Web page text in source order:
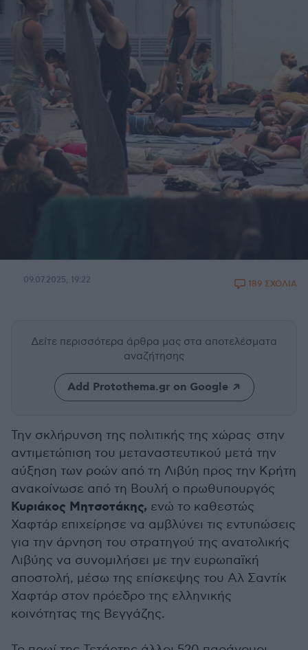
09.07.2025, 19:22 189 ΣΧΟΛΙΑ
Δείτε περισσότερα άρθρα μας στα αποτελέσματα
αναζήτησης
Add Protothema.gr on Google
Την σκλήρυνση της πολιτικής της χώρας στην
αντιμετώπιση του μεταναστευτικού μετά την
αύξηση των ροών από τη Λιβύη προς την Κρήτη
ανακοίνωσε από τη Βουλή ο πρωθυπουργός
Κυριάκος Μητσοτάκης, ενώ το καθεστώς
Χαφτάρ επιχείρησε να αμβλύνει τις εντυπώσεις
για την άρνηση του στρατηγού της ανατολικής
Λιβύης να συνομιλήσει με την ευρωπαϊκή
αποστολή, μέσω της επίσκεψης του Αλ Σαντίκ
Χαφτάρ στον πρόεδρο της ελληνικής
κοινότητας της Βεγγάζης.